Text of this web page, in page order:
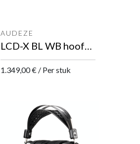
AUDEZE
LCD-X BL WB hoofdtelefoon
1.349,00€ / Per stuk